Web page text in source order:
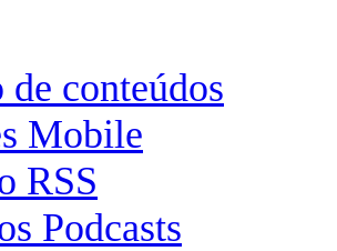
de conteúdos
Mobile
RSS
Podcasts